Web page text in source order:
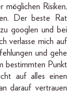
möglichen Risiken,
Der beste Rat
googlen und bei
verlasse mich auf
und gehe
bestimmten Punkt
auf alles einen
darauf vertrauen